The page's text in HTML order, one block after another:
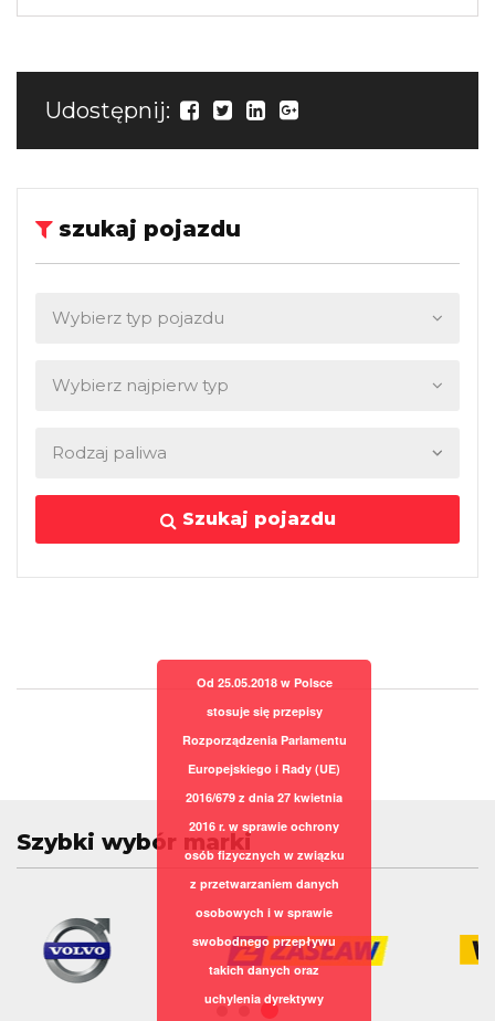
Udostępnij:
szukaj pojazdu
Szukaj pojazdu
Szybki wybór marki
Od 25.05.2018 w Polsce
stosuje się przepisy
Rozporządzenia Parlamentu
Europejskiego i Rady (UE)
2016/679 z dnia 27 kwietnia
2016 r. w sprawie ochrony
osób fizycznych w związku
z przetwarzaniem danych
osobowych i w sprawie
swobodnego przepływu
takich danych oraz
uchylenia dyrektywy